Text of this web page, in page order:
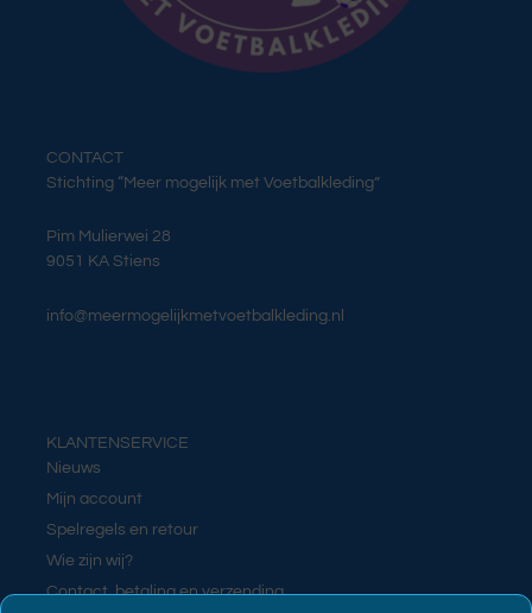
CONTACT
Stichting “Meer mogelijk met Voetbalkleding”
Pim Mulierwei 28
9051 KA Stiens
info@meermogelijkmetvoetbalkleding.nl
KLANTENSERVICE
Nieuws
Mijn account
Spelregels en retour
Wie zijn wij?
Contact, betaling en verzending